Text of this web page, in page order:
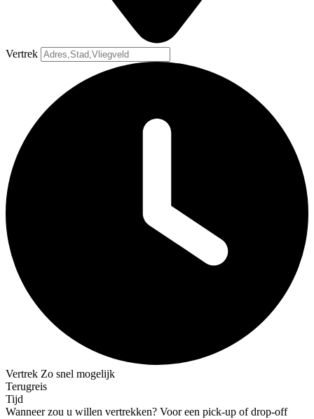
Vertrek
Vertrek Zo snel mogelijk
Terugreis
Tijd
Wanneer zou u willen vertrekken? Voor een pick-up of drop-off